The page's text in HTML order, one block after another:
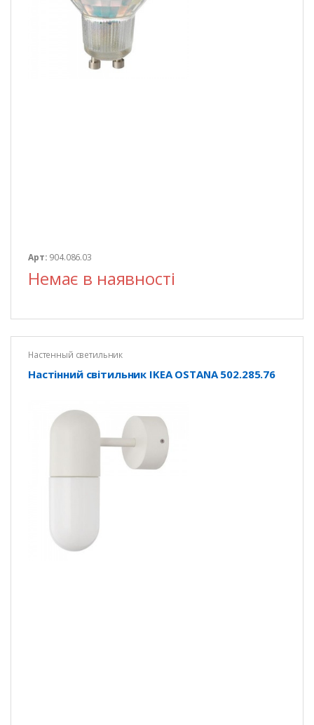
Арт: 904.086.03
Немає в наявності
Настенный светильник
Настінний світильник IKEA OSTANA 502.285.76